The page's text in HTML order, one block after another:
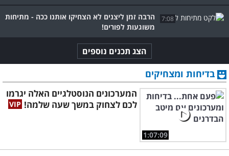
7:08
הרבה זמן ליצנים לא הצחיקו אותנו ככה - מתיחות
משוגעות לפורים!
הצג תכנים נוספים
בדיחות ומצחיקים
1:07:09
המערכונים הנוסטלגיים האלה יגרמו
לכם לצחוק במשך שעה שלמה!